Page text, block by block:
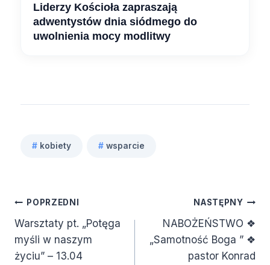
Liderzy Kościoła zapraszają
adwentystów dnia siódmego do
uwolnienia mocy modlitwy
Tagi
# kobiety # wsparcie
Nawigacja
wpisu
POPRZEDNI
Warsztaty pt. „Potęga
myśli w naszym
życiu” – 13.04
NASTĘPNY
NABOŻEŃSTWO ❖
„Samotność Boga ” ❖
pastor Konrad